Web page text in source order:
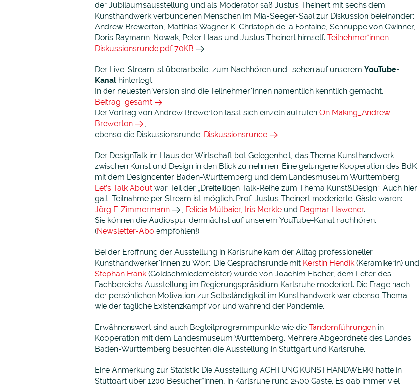
der Jubiläumsausstellung und als Moderator saß Justus Theinert mit sechs dem
Kunsthandwerk verbundenen Menschen im Mia-Seeger-Saal zur Diskussion beieinander:
Andrew Brewerton, Matthias Wagner K, Christoph de la Fontaine, Schnuppe von Gwinner,
Doris Raymann-Nowak, Peter Haas und Justus Theinert himself. Teilnehmer*innen
Diskussionsrunde.pdf 70KB
Der Live-Stream ist überarbeitet zum Nachhören und -sehen auf unserem YouTube-
Kanal hinterlegt.
In der neuesten Version sind die Teilnehmer*innen namentlich kenntlich gemacht.
Beitrag_gesamt
Der Vortrag von Andrew Brewerton lässt sich einzeln aufrufen On Making_Andrew
Brewerton
,
ebenso die Diskussionsrunde. Diskussionsrunde
Der DesignTalk im Haus der Wirtschaft bot Gelegenheit, das Thema Kunsthandwerk
zwischen Kunst und Design in den Blick zu nehmen. Eine gelungene Kooperation des BdK
mit dem Designcenter Baden-Württemberg und dem Landesmuseum Württemberg.
Let’s Talk About war Teil der „Dreiteiligen Talk-Reihe zum Thema Kunst&Design“. Auch hier
galt: Teilnahme per Stream ist möglich. Prof. Justus Theinert moderierte. Gäste waren:
Jörg F. Zimmermann
, Felicia Mülbaier, Iris Merkle und Dagmar Hawener.
Sie können die Audiospur demnächst auf unserem YouTube-Kanal nachhören.
(Newsletter-Abo empfohlen!)
Bei der Eröffnung der Ausstellung in Karlsruhe kam der Alltag professioneller
Kunsthandwerker*innen zu Wort. Die Gesprächsrunde mit Kerstin Hendik (Keramikerin) und
Stephan Frank (Goldschmiedemeister) wurde von Joachim Fischer, dem Leiter des
Fachbereichs Ausstellung im Regierungspräsidium Karlsruhe moderiert. Die Frage nach
der persönlichen Motivation zur Selbständigkeit im Kunsthandwerk war ebenso Thema
wie der tägliche Existenzkampf vor und während der Pandemie.
Erwähnenswert sind auch Begleitprogrammpunkte wie die Tandemführungen in
Kooperation mit dem Landesmuseum Württemberg. Mehrere Abgeordnete des Landes
Baden-Württemberg besuchten die Ausstellung in Stuttgart und Karlsruhe.
Eine Anmerkung zur Statistik: Die Ausstellung ACHTUNG:KUNSTHANDWERK! hatte in
Stuttgart über 1200 Besucher*innen, in Karlsruhe rund 2500 Gäste. Es gab immer viel